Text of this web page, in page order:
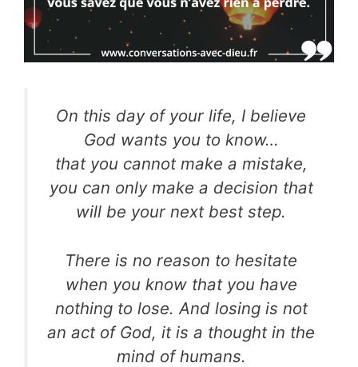
On this day of your life, I believe
God wants you to know…
that you cannot make a mistake,
you can only make a decision that
will be your next best step.
There is no reason to hesitate
when you know that you have
nothing to lose. And losing is not
an act of God, it is a thought in the
mind of humans.